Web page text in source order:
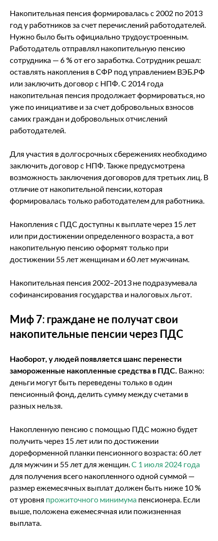
Накопительная пенсия формировалась с 2002 по 2013
год у работников за счет перечислений работодателей.
Нужно было быть официально трудоустроенным.
Работодатель отправлял накопительную пенсию
сотрудника — 6 % от его заработка. Сотрудник решал:
оставлять накопления в СФР под управлением ВЭБ.РФ
или заключить договор с НПФ. С 2014 года
накопительная пенсия продолжает формироваться, но
уже по инициативе и за счет добровольных взносов
самих граждан и добровольных отчислений
работодателей.
Для участия в долгосрочных сбережениях необходимо
заключить договор с НПФ. Также предусмотрена
возможность заключения договоров для третьих лиц. В
отличие от накопительной пенсии, которая
формировалась только работодателем для работника.
Накопления с ПДС доступны к выплате через 15 лет
или при достижении определенного возраста, а вот
накопительную пенсию оформят только при
достижении 55 лет женщинам и 60 лет мужчинам.
Накопительная пенсия 2002–2013 не подразумевала
софинансирования государства и налоговых льгот.
Миф 7: граждане не получат свои
накопительные пенсии через ПДС
Наоборот, у людей появляется шанс перенести
замороженные накопленные средства в ПДС. Важно:
деньги могут быть переведены только в один
пенсионный фонд, делить сумму между счетами в
разных нельзя.
Накопленную пенсию с помощью ПДС можно будет
получить через 15 лет или по достижении
дореформенной планки пенсионного возраста: 60 лет
для мужчин и 55 лет для женщин.С 1 июля 2024 года
для получения всего накопленного одной суммой —
размер ежемесячных выплат должен быть ниже 10 %
от уровня прожиточного минимума пенсионера. Если
выше, положена ежемесячная или пожизненная
выплата.